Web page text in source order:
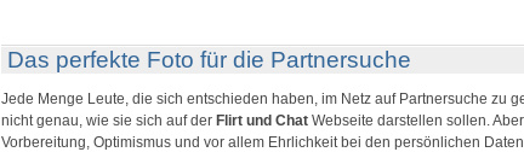
bei
der
Partnersuche
Web
Das perfekte Foto für die Partnersuche
Jede Menge Leute, die sich entschieden haben, im Netz auf Partnersuche zu
nicht genau, wie sie sich auf der Flirt und ChatWebseite darstellen sollen.
Vorbereitung, Optimismus und vor allem Ehrlichkeit bei den persönlichen